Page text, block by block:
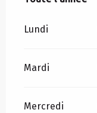
Lundi
Mardi
Mercredi